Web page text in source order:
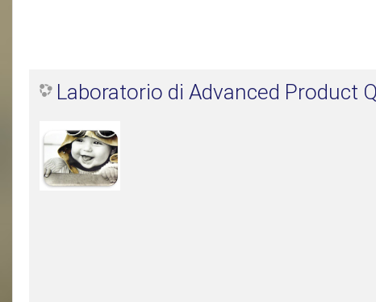
Laboratorio di Advanced Product